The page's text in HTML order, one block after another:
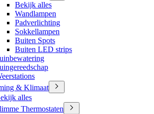
Bekijk alles
Wandlampen
Padverlichting
Sokkellampen
Buiten Spots
Buiten LED strips
& Klimaat
alles
Thermostaten